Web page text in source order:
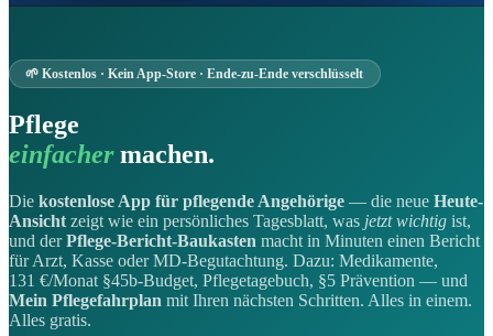
🌱 Kostenlos · Kein App-Store · Ende-zu-Ende verschlüsselt
Pflege
einfachermachen.
Die kostenlose App für pflegende Angehörige — die neue Heute-
Ansicht zeigt wie ein persönliches Tagesblatt, was jetzt wichtig ist,
und derPflege-Bericht-Baukasten macht in Minuten einen Bericht
für Arzt, Kasse oder MD-Begutachtung. Dazu: Medikamente,
131 €/Monat §45b-Budget, Pflegetagebuch, §5 Prävention — und
Mein Pflegefahrplan mit Ihren nächsten Schritten. Alles in einem.
Alles gratis.